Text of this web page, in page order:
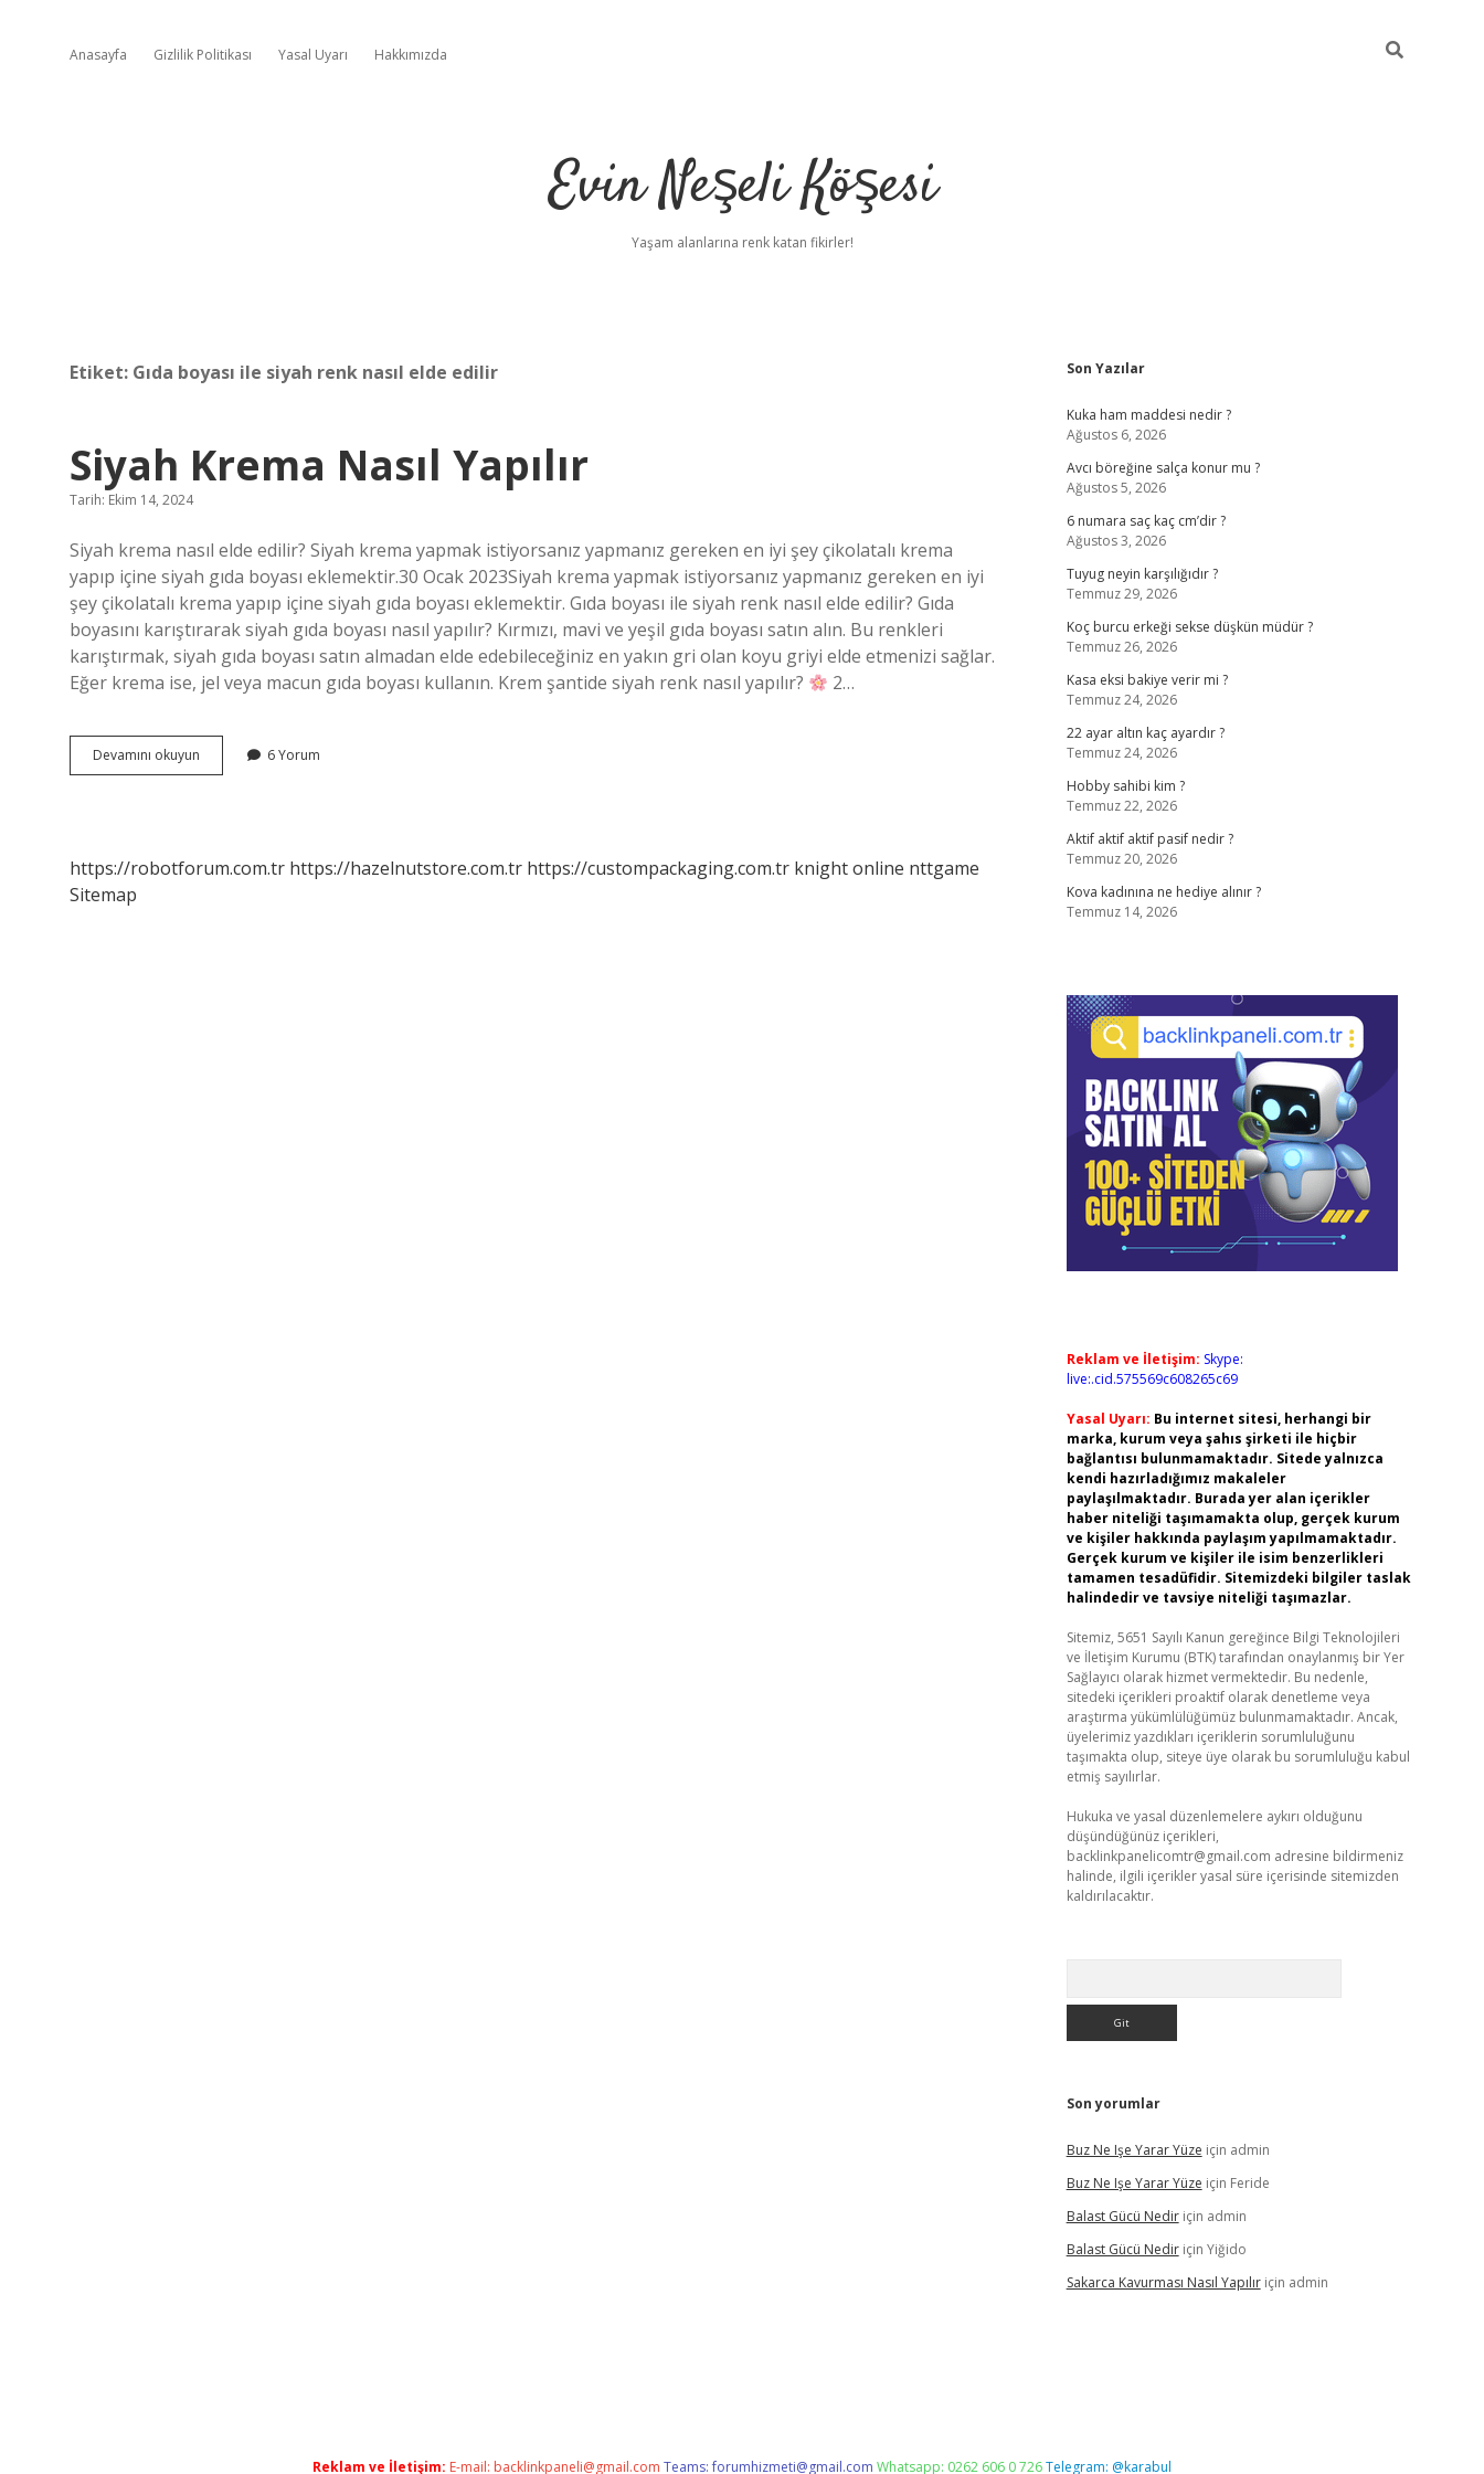
Anasayfa Gizlilik Politikası Yasal Uyarı Hakkımızda
Evin Neşeli Köşesi
Yaşam alanlarına renk katan fikirler!
Etiket: Gıda boyası ile siyah renk nasıl elde edilir
Siyah Krema Nasıl Yapılır
Tarih: Ekim 14, 2024
Siyah krema nasıl elde edilir? Siyah krema yapmak istiyorsanız yapmanız gereken en iyi şey çikolatalı krema
yapıp içine siyah gıda boyası eklemektir.30 Ocak 2023Siyah krema yapmak istiyorsanız yapmanız gereken en iyi
şey çikolatalı krema yapıp içine siyah gıda boyası eklemektir. Gıda boyası ile siyah renk nasıl elde edilir? Gıda
boyasını karıştırarak siyah gıda boyası nasıl yapılır? Kırmızı, mavi ve yeşil gıda boyası satın alın. Bu renkleri
karıştırmak, siyah gıda boyası satın almadan elde edebileceğiniz en yakın gri olan koyu griyi elde etmenizi sağlar.
Eğer krema ise, jel veya macun gıda boyası kullanın. Krem şantide siyah renk nasıl yapılır?
2…
Devamını okuyun
Krema
6 Yorum
https://robotforum.com.tr https://hazelnutstore.com.tr https://custompackaging.com.tr knight online nttgame
Sitemap
Sidebar
Son Yazılar
Kuka ham maddesi nedir ?
Ağustos 6, 2026
Avcı böreğine salça konur mu ?
Ağustos 5, 2026
6 numara saç kaç cm’dir ?
Ağustos 3, 2026
Tuyug neyin karşılığıdır ?
Temmuz 29, 2026
Koç burcu erkeği sekse düşkün müdür ?
Temmuz 26, 2026
Kasa eksi bakiye verir mi ?
Temmuz 24, 2026
22 ayar altın kaç ayardır ?
Temmuz 24, 2026
Hobby sahibi kim ?
Temmuz 22, 2026
Aktif aktif aktif pasif nedir ?
Temmuz 20, 2026
Kova kadınına ne hediye alınır ?
Temmuz 14, 2026
Reklam ve İletişim: Skype:
live:.cid.575569c608265c69
Yasal Uyarı: Bu internet sitesi, herhangi bir
marka, kurum veya şahıs şirketi ile hiçbir
bağlantısı bulunmamaktadır. Sitede yalnızca
kendi hazırladığımız makaleler
paylaşılmaktadır. Burada yer alan içerikler
haber niteliği taşımamakta olup, gerçek kurum
ve kişiler hakkında paylaşım yapılmamaktadır.
Gerçek kurum ve kişiler ile isim benzerlikleri
tamamen tesadüfidir. Sitemizdeki bilgiler taslak
halindedir ve tavsiye niteliği taşımazlar.
Sitemiz, 5651 Sayılı Kanun gereğince Bilgi Teknolojileri
ve İletişim Kurumu (BTK) tarafından onaylanmış bir Yer
Sağlayıcı olarak hizmet vermektedir. Bu nedenle,
sitedeki içerikleri proaktif olarak denetleme veya
araştırma yükümlülüğümüz bulunmamaktadır. Ancak,
üyelerimiz yazdıkları içeriklerin sorumluluğunu
taşımakta olup, siteye üye olarak bu sorumluluğu kabul
etmiş sayılırlar.
Hukuka ve yasal düzenlemelere aykırı olduğunu
düşündüğünüz içerikleri,
backlinkpanelicomtr@gmail.com adresine bildirmeniz
halinde, ilgili içerikler yasal süre içerisinde sitemizden
kaldırılacaktır.
Son yorumlar
Buz Ne Işe Yarar Yüze için admin
Buz Ne Işe Yarar Yüze için Feride
Balast Gücü Nediriçin admin
Balast Gücü Nediriçin Yiğido
Sakarca Kavurması Nasıl Yapılıriçin admin
Reklam ve İletişim: E-mail: backlinkpaneli@gmail.com Teams:forumhizmeti@gmail.com Whatsapp: 0262 606 0 726Telegram: @karabul